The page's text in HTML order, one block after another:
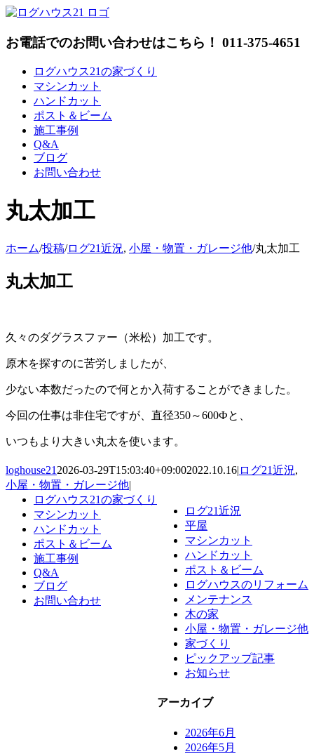
Skip
content
お電話でのお問い合わせはこちら！ 011-375-4651
ログハウス21の家づくり
マシンカット
ハンドカット
ポスト＆ビーム
施工事例
Q&A
ブログ
お問い合わせ
丸太加工
ホーム/投稿/ログ21近況, 小屋・物置・ガレージ他/丸太加工
丸太加工
久々のダグラスファー（米松）加工です。
原木を探すのに苦労しましたが、
少ない本数だったので何とか入荷することができました。
今回の仕事は非住宅ですが、直径350～600Фと、
いつもより大きい丸太を使います。
loghouse21 2026-03-29T15:03:40+09:002022.10.16| ログ21近況,
小屋・物置・ガレージ他|
ログ21近況
平屋
マシンカット
ハンドカット
ポスト＆ビーム
ログハウスのリフォーム
メンテナンス
木の家
小屋・物置・ガレージ他
家づくり
ピックアップ記事
お知らせ
アーカイブ
2026年6月
2026年5月
ログハウス21の家づくり
マシンカット
ハンドカット
ポスト＆ビーム
施工事例
Q&A
ブログ
お問い合わせ